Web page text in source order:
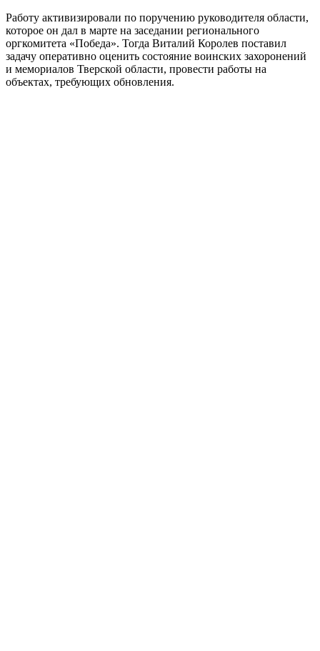
Работу активизировали по поручению руководителя области,
которое он дал в марте на заседании регионального
оргкомитета «Победа». Тогда Виталий Королев поставил
задачу оперативно оценить состояние воинских захоронений
и мемориалов Тверской области, провести работы на
объектах, требующих обновления.